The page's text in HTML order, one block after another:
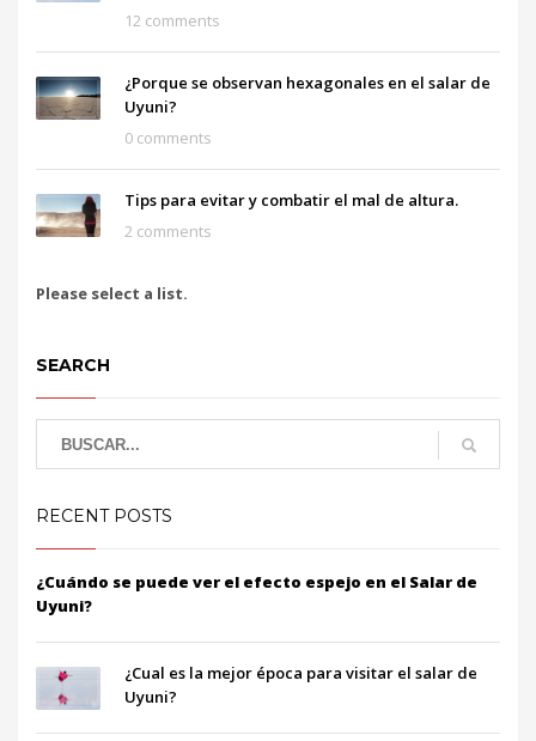
12 comments
¿Porque se observan hexagonales en el salar de
Uyuni?
0 comments
Tips para evitar y combatir el mal de altura.
2 comments
Please select a list.
SEARCH
RECENT POSTS
¿Cuándo se puede ver el efecto espejo en el Salar de
Uyuni?
¿Cual es la mejor época para visitar el salar de
Uyuni?